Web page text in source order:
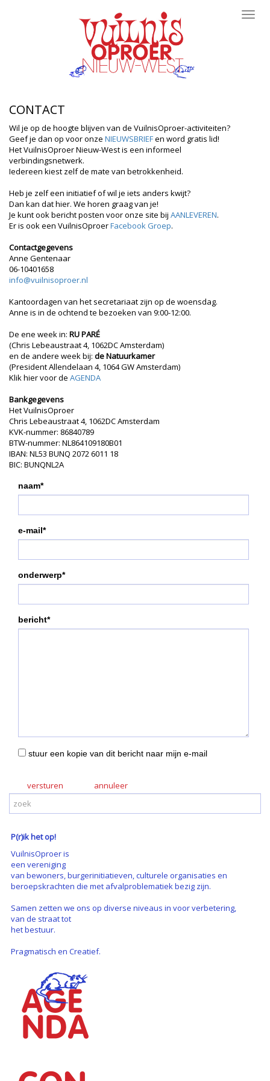
CONTACT
Wil je op de hoogte blijven van de VuilnisOproer-activiteiten?
Geef je dan op voor onze NIEUWSBRIEFen word gratis lid!
Het VuilnisOproer Nieuw-West is een informeel
verbindingsnetwerk.
Iedereen kiest zelf de mate van betrokkenheid.
Heb je zelf een initiatief of wil je iets anders kwijt?
Dan kan dat hier. We horen graag van je!
Je kunt ook bericht posten voor onze site bij AANLEVEREN.
Er is ook een VuilnisOproerFacebook Groep.
Contactgegevens
Anne Gentenaar
06-10401658
info@vuilnisoproer.nl
Kantoordagen van het secretariaat zijn op de woensdag.
Anne is in de ochtend te bezoeken van 9:00-12:00.
De ene week in: RU PARÉ
(Chris Lebeaustraat 4, 1062DC Amsterdam)
en de andere week bij: de Natuurkamer
(President Allendelaan 4, 1064 GW Amsterdam)
Klik hier voor de AGENDA
Bankgegevens
Het VuilnisOproer
Chris Lebeaustraat 4, 1062DC Amsterdam
KVK-nummer: 86840789
BTW-nummer: NL864109180B01
IBAN: NL53 BUNQ 2072 6011 18
BIC: BUNQNL2A
naam*
e-mail*
onderwerp*
bericht*
stuur een kopie van dit bericht naar mijn e-mail
versturen
P(r)ik het op!
VuilnisOproer is
een vereniging
van bewoners, burgerinitiatieven, culturele organisaties en
beroepskrachten die met afvalproblematiek bezig zijn.
Samen zetten we ons op diverse niveaus in voor verbetering,
van de straat tot
het bestuur.
Pragmatisch en Creatief.